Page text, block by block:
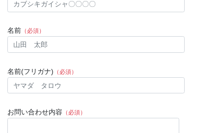
名前 （必須）
名前(フリガナ) （必須）
お問い合わせ内容 （必須）